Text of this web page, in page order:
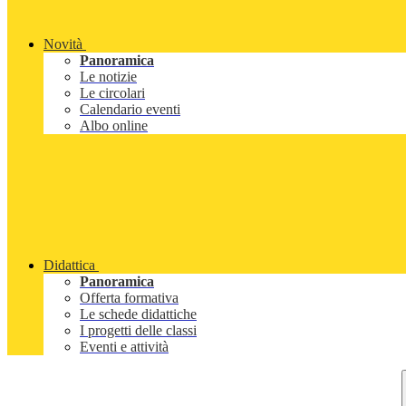
Novità
Panoramica
Le notizie
Le circolari
Calendario eventi
Albo online
Didattica
Panoramica
Offerta formativa
Le schede didattiche
I progetti delle classi
Eventi e attività